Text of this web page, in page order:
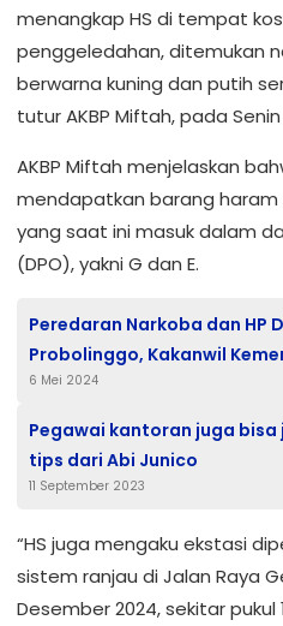
menangkap HS di tempat
penggeledahan, ditemukan
berwarna kuning dan putih
tutur AKBP Miftah, pada
AKBP Miftah menjelaskan
mendapatkan barang
yang saat ini masuk dalam
(DPO), yakni G dan E.
Peredaran Narkoba dan HP
Probolinggo, Kakanwil
Untuk Mencopot KALAPAS,
6 Mei 2024
Pegawai kantoran juga
tips dari Abi Junico
11 September 2023
“HS juga mengaku ekstasi
sistem ranjau di Jalan Raya
Desember 2024, sekitar pukul